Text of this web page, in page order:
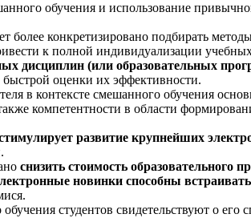
обучения и использование
более конкретизировано подбирать
к полной индивидуализации
дисциплин (или образовательных
оценки их эффективности.
в контексте смешанного обучения
компетентности в области
развитие крупнейших
снизить стоимость образовательного
новинки способны
студентов свидетельствуют о его